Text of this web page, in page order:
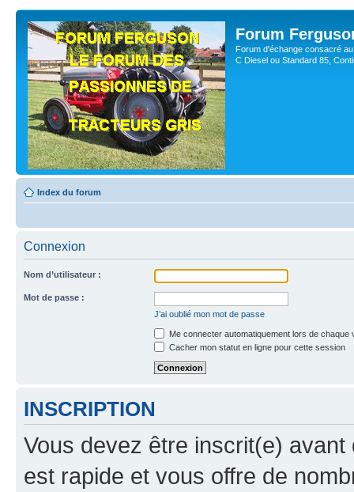
Forum
Forum d'échange consacré
C Diesel ou Standard 85,
Index du forum
Connexion
Nom d’utilisateur :
Mot de passe :
J’ai oublié mon mot de passe
Me connecter automatiquement lors de chaque
Cacher mon statut en ligne pour cette session
INSCRIPTION
Vous devez être inscrit(e) avant
est rapide et vous offre de